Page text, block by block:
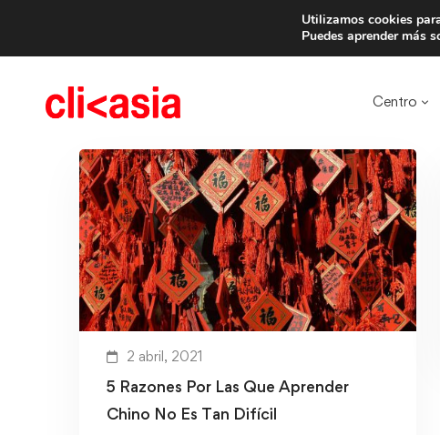
Trae a
Centro
2 abril, 2021
5 Razones Por Las Que Aprender
Chino No Es Tan Difícil
Utilizamos cookies
Puedes aprender más